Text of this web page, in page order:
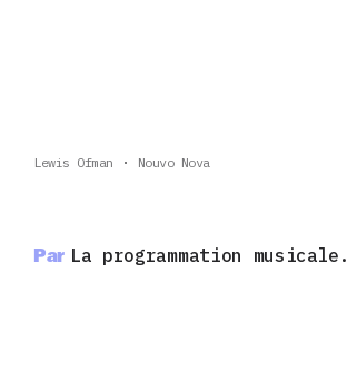
Lewis Ofman Nouvo Nova
Par La programmation musicale.